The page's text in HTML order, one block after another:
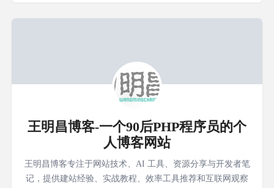
王明昌博客-一个90后PHP程序员的个
人博客网站
王明昌博客专注于网站技术、AI 工具、资源分享与开发者笔
记，提供建站经验、实战教程、效率工具推荐和互联网观察